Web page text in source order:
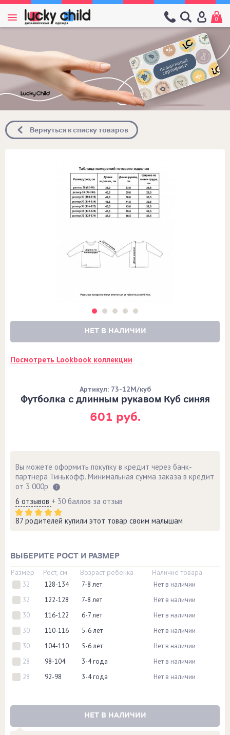
0
Вернуться к списку товаров
НЕТ В НАЛИЧИИ
Посмотреть Lookbook коллекции
601 руб.
Футболка с длинным рукавом Куб синяя
Артикул: 73-12М/куб
Вы можете оформить покупку в кредит через банк-
партнера Тинькофф. Минимальная сумма заказа в кредит
от 3 000р
6 отзывов + 30 баллов за отзыв
87 родителей купили этот товар своим малышам
ВЫБЕРИТЕ РОСТ И РАЗМЕР
Размер Рост, см Возраст ребенка Наличие товара
32 128-134 7-8 лет
Нет в наличии
32
122-128 7-8 лет
Нет в наличии
30
116-122 6-7 лет
Нет в наличии
30
110-116 5-6 лет
Нет в наличии
30
104-110 5-6 лет
Нет в наличии
28
98-104 3-4 года
Нет в наличии
28
92-98 3-4 года Нет в наличии
НЕТ В НАЛИЧИИ